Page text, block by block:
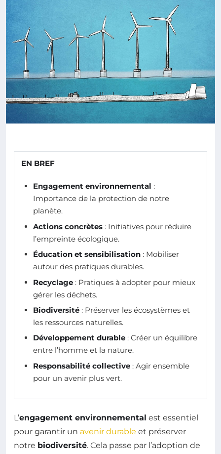
EN BREF
Engagement environnemental :
Importance de la protection de notre
planète.
Actions concrètes : Initiatives pour réduire
l’empreinte écologique.
Éducation et sensibilisation : Mobiliser
autour des pratiques durables.
Recyclage : Pratiques à adopter pour mieux
gérer les déchets.
Biodiversité : Préserver les écosystèmes et
les ressources naturelles.
Développement durable : Créer un équilibre
entre l’homme et la nature.
Responsabilité collective : Agir ensemble
pour un avenir plus vert.
L’engagement environnemental est essentiel
pour garantir un avenir durable et préserver
notre biodiversité. Cela passe par l’adoption de